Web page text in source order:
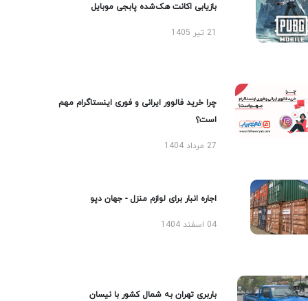
بازیابی اکانت هک‌شده پابجی موبایل
چرا خرید فالوور ایرانی و فوری اینستاگرام مهم
است؟
27 مرداد 1404
اجاره انبار برای لوازم منزل - جهان دپو
04 اسفند 1404
باربری تهران به شمال کشور با نیسان